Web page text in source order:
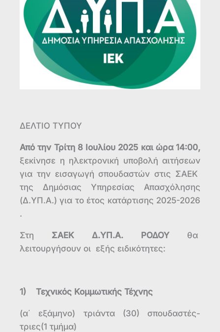
ΔΕΛΤΙΟ ΤΥΠΟΥ
Από την Τρίτη 8 Ιουλίου 2025 και ώρα 14:00,
ξεκίνησε η ηλεκτρονική υποβολή αιτήσεων
για την εισαγωγή σπουδαστών στις ΣΑΕΚ
της Δημόσιας Υπηρεσίας Απασχόλησης
(Δ.ΥΠ.Α.) για το έτος κατάρτισης 2025-2026
.
Στη ΣΑΕΚ Δ.ΥΠ.Α. ΡΟΔΟΥ θα
λειτουργήσουν οι εξής ειδικότητες:
1) Τεχνικός Κομμωτικής Τέχνης
(α΄ εξάμηνο) τριάντα (30) σπουδαστές-
τριες(1 τμήμα)